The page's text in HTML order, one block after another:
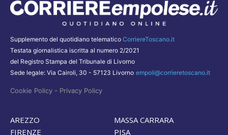
Supplemento del quotidiano telematico CorriereToscano.it
Testata giornalistica iscritta al numero 2/2021
del Registro Stampa del Tribunale di Livorno
Sede legale: Via Cairoli, 30 - 57123 Livorno empoli@corrieretoscano.it
Cookie Policy - Privacy Policy
AREZZO
FIRENZE
MASSA CARRARA
PISA